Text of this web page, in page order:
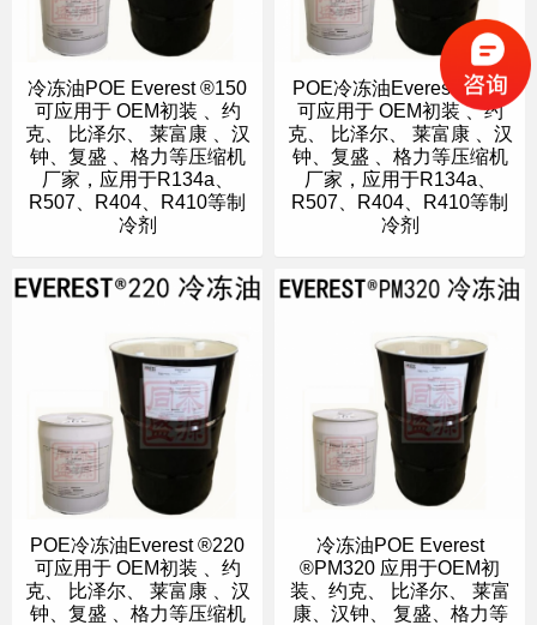
冷冻油POE Everest ®150
可应用于 OEM初装 、约
克、 比泽尔、 莱富康 、汉
钟、复盛 、格力等压缩机
厂家，应用于R134a、
R507、R404、R410等制
冷剂
POE冷冻油Everest ®170
可应用于 OEM初装 、约
克、 比泽尔、 莱富康 、汉
钟、复盛 、格力等压缩机
厂家，应用于R134a、
R507、R404、R410等制
冷剂
POE冷冻油Everest ®220
可应用于 OEM初装 、约
克、 比泽尔、 莱富康 、汉
钟、复盛 、格力等压缩机
冷冻油POE Everest
®PM320 应用于OEM初
装、约克、 比泽尔、 莱富
康、汉钟、 复盛、格力等